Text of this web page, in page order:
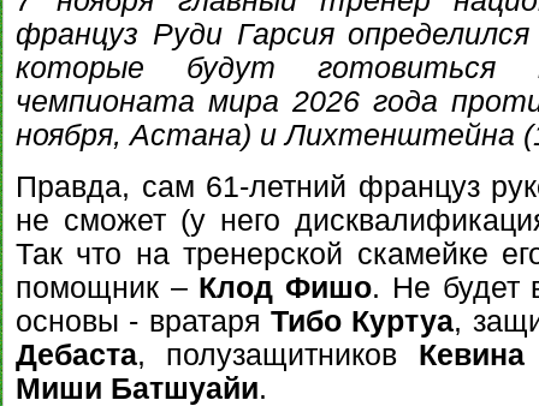
француз Руди Гарсия
которые будут
чемпионата мира 2026 года
ноября, Астана) и Лихтенштейна
Правда, сам 61-летний француз
не сможет (у него
Так что на тренерской скамейке
помощник – Клод Фишо. Не будет
основы - вратаря Тибо Куртуа,
Дебаста, полузащитников
Миши Батшуайи.